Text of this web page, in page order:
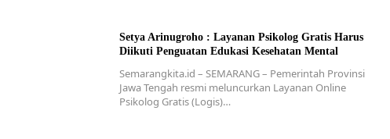
Setya Arinugroho : Layanan Psikolog Gratis Harus
Diikuti Penguatan Edukasi Kesehatan Mental
Semarangkita.id – SEMARANG – Pemerintah Provinsi
Jawa Tengah resmi meluncurkan Layanan Online
Psikolog Gratis (Logis)…